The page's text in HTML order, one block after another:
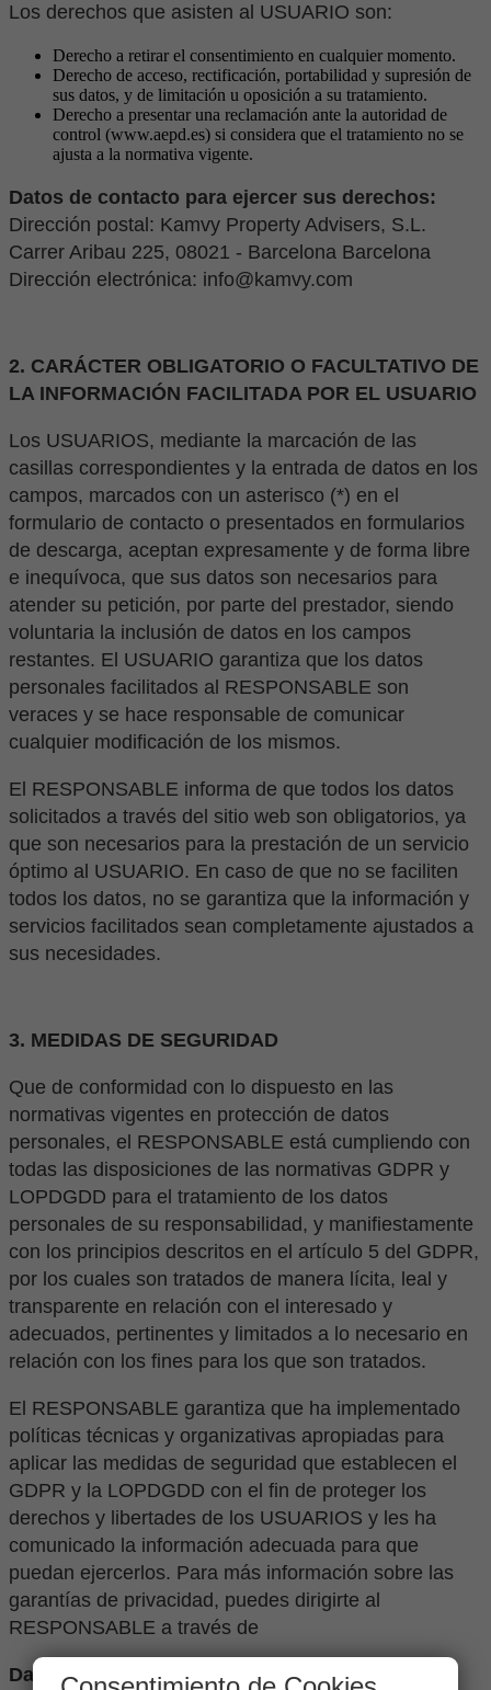
Los derechos que asisten al USUARIO son:
Derecho a retirar el consentimiento en cualquier momento.
Derecho de acceso, rectificación, portabilidad y supresión de
sus datos, y de limitación u oposición a su tratamiento.
Derecho a presentar una reclamación ante la autoridad de
control (www.aepd.es) si considera que el tratamiento no se
ajusta a la normativa vigente.
Datos de contacto para ejercer sus derechos:
Dirección postal: Kamvy Property Advisers, S.L.
Carrer Aribau 225, 08021 - Barcelona Barcelona
Dirección electrónica: info@kamvy.com
2. CARÁCTER OBLIGATORIO O FACULTATIVO DE
LA INFORMACIÓN FACILITADA POR EL USUARIO
Los USUARIOS, mediante la marcación de las
casillas correspondientes y la entrada de datos en los
campos, marcados con un asterisco (*) en el
formulario de contacto o presentados en formularios
de descarga, aceptan expresamente y de forma libre
e inequívoca, que sus datos son necesarios para
atender su petición, por parte del prestador, siendo
voluntaria la inclusión de datos en los campos
restantes. El USUARIO garantiza que los datos
personales facilitados al RESPONSABLE son
veraces y se hace responsable de comunicar
cualquier modificación de los mismos.
El RESPONSABLE informa de que todos los datos
solicitados a través del sitio web son obligatorios, ya
que son necesarios para la prestación de un servicio
óptimo al USUARIO. En caso de que no se faciliten
todos los datos, no se garantiza que la información y
servicios facilitados sean completamente ajustados a
sus necesidades.
3. MEDIDAS DE SEGURIDAD
Que de conformidad con lo dispuesto en las
normativas vigentes en protección de datos
personales, el RESPONSABLE está cumpliendo con
todas las disposiciones de las normativas GDPR y
LOPDGDD para el tratamiento de los datos
personales de su responsabilidad, y manifiestamente
con los principios descritos en el artículo 5 del GDPR,
por los cuales son tratados de manera lícita, leal y
transparente en relación con el interesado y
adecuados, pertinentes y limitados a lo necesario en
relación con los fines para los que son tratados.
El RESPONSABLE garantiza que ha implementado
políticas técnicas y organizativas apropiadas para
aplicar las medidas de seguridad que establecen el
GDPR y la LOPDGDD con el fin de proteger los
derechos y libertades de los USUARIOS y les ha
comunicado la información adecuada para que
puedan ejercerlos. Para más información sobre las
garantías de privacidad, puedes dirigirte al
RESPONSABLE a través de
Datos de contacto para ejercer sus derechos: